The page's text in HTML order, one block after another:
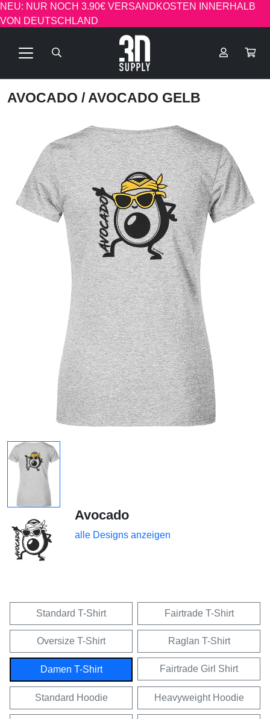
NEU: NUR NOCH 3.90€ VERSANDKOSTEN INNERHALB
VON DEUTSCHLAND
AVOCADO / AVOCADO GELB
Avocado
alle Designs anzeigen
Standard T-Shirt Fairtrade T-Shirt
Oversize T-Shirt Raglan T-Shirt
Damen T-Shirt Fairtrade Girl Shirt
Standard Hoodie Heavyweight Hoodie